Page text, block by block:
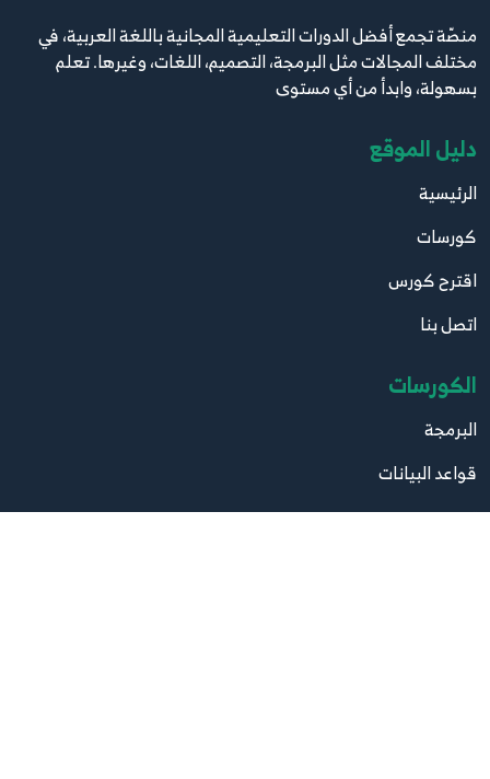
منصّة تجمع أفضل الدورات التعليمية المجانية باللغة العربية، في
مختلف المجالات مثل البرمجة، التصميم، اللغات، وغيرها. تعلم
بسهولة، وابدأ من أي مستوى
دليل الموقع
الرئيسية
كورسات
اقترح كورس
اتصل بنا
الكورسات
البرمجة
قواعد البيانات
تصميم